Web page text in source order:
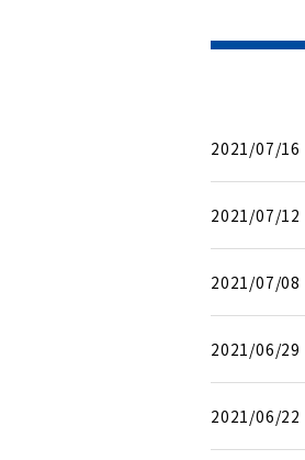
2021/07/16
2021/07/12
2021/07/08
2021/06/29
2021/06/22